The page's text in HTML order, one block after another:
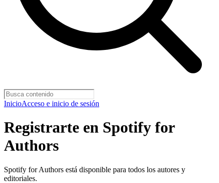
InicioAcceso e inicio de sesión
Registrarte en Spotify for
Authors
Spotify for Authors está disponible para todos los autores y
editoriales.